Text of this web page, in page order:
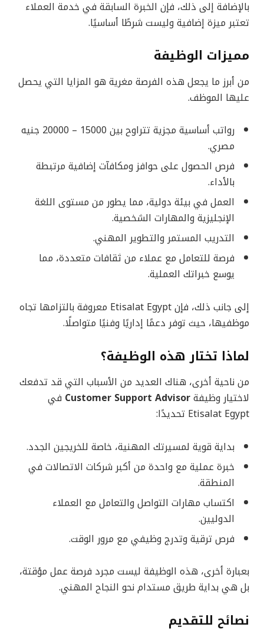
بالإضافة إلى ذلك، فإن الخبرة السابقة في خدمة العملاء
تعتبر ميزة إضافية وليست شرطًا أساسيًا.
مميزات الوظيفة
من أبرز ما يجعل هذه الفرصة مغرية هو المزايا التي يحصل
عليها الموظف.
رواتب أساسية مجزية تتراوح بين 15000 – 20000 جنيه
مصري.
فرص الحصول على حوافز ومكافآت إضافية مرتبطة
بالأداء.
العمل في بيئة دولية، مما يطور من مستوى اللغة
الإنجليزية والمهارات الشخصية.
التدريب المستمر والتطوير المهني.
فرصة للتعامل مع عملاء من ثقافات متعددة، مما
يوسع خبراتك العملية.
إلى جانب ذلك، فإن Etisalat Egypt معروفة بالتزامها تجاه
موظفيها، حيث توفر دعمًا إداريًا وفنيًا متواصلًا.
لماذا تختار هذه الوظيفة؟
من ناحية أخرى، هناك العديد من الأسباب التي قد تدفعك
لاختيار وظيفةCustomer Support Advisor في
Etisalat Egypt تحديدًا:
بداية قوية لمسيرتك المهنية، خاصة للخريجين الجدد.
خبرة عملية مع واحدة من أكبر شركات الاتصالات في
المنطقة.
اكتساب مهارات التواصل والتعامل مع العملاء
الدوليين.
فرص ترقية وتدرج وظيفي مع مرور الوقت.
بعبارة أخرى، هذه الوظيفة ليست مجرد فرصة عمل مؤقتة،
بل هي بداية طريق مستدام نحو النجاح المهني.
نصائح للتقديم